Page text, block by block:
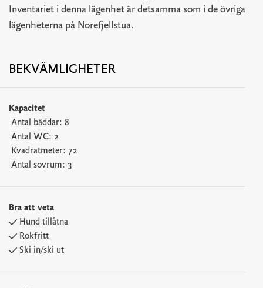
Inventariet i denna lägenhet är detsamma som i de övriga
lägenheterna på Norefjellstua.
BEKVÄMLIGHETER
Kapacitet
Antal bäddar: 8
Antal WC: 2
Kvadratmeter: 72
Antal sovrum: 3
Bra att veta
Hund tillåtna
Rökfritt
Ski in/ski ut